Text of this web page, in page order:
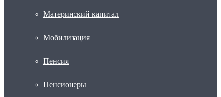
Материнский капитал
Мобилизация
Пенсия
Пенсионеры